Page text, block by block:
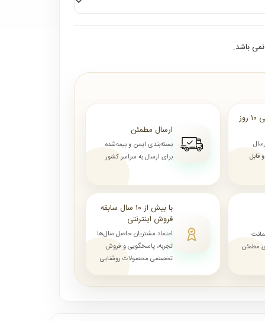
باشد.
ارسال از ۷ روز الی ۱۰ روز
ارسال مطمئن
بسته‌بندی ایمن و بیمه‌شده
برای ارسال به سراسر کشور
مطمئن
با بیش از ۱۰ سال سابقه
فروش اینترنتی
اعتماد مشتریان حاصل سال‌ها
تجربه، پاسخگویی و فروش
تخصصی محصولات روشنایی